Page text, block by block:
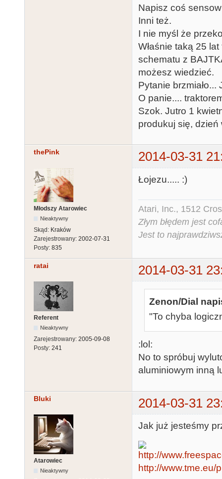
Napisz coś
Inni też.
I nie myśl że
Właśnie taką 25
schematu z
możesz wiedzieć.
Pytanie
O panie....
Szok. Jutro 1
produkuj się, dzień
thePink 2014-03-31
Młodszy Atarowiec
Nieaktywny
Skąd: Kraków
Zarejestrowany: 2002-07-31
Posty: 835
Łojezu..... :)
Atari, Inc., 1512
Złym błędem jest
Jest to
ratai 2014-03-31
Referent
Nieaktywny
Zarejestrowany: 2005-09-08
Posty: 241
Zenon/Dial
"To chyba
:lol:
No to spróbuj
aluminiowym inną
Bluki 2014-03-31
Atarowiec
Nieaktywny
Jak już jesteśmy
http://www.tme.eu/